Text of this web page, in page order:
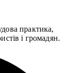
практика,
і громадян.